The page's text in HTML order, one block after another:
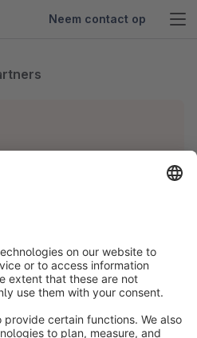
Neem contact op
voor deze partner.